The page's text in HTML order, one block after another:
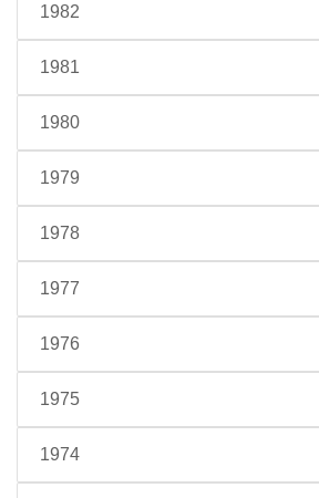
1982
1981
1980
1979
1978
1977
1976
1975
1974